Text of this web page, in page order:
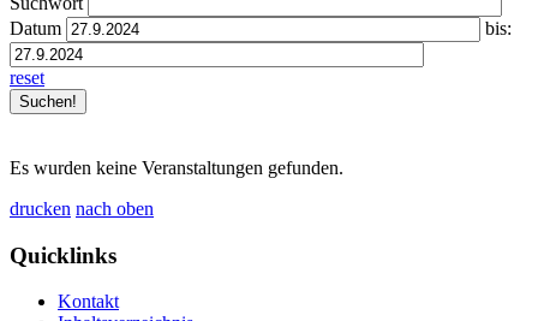
Datum
bis:
reset
Es wurden keine Veranstaltungen gefunden.
drucken nach oben
Quicklinks
Kontakt